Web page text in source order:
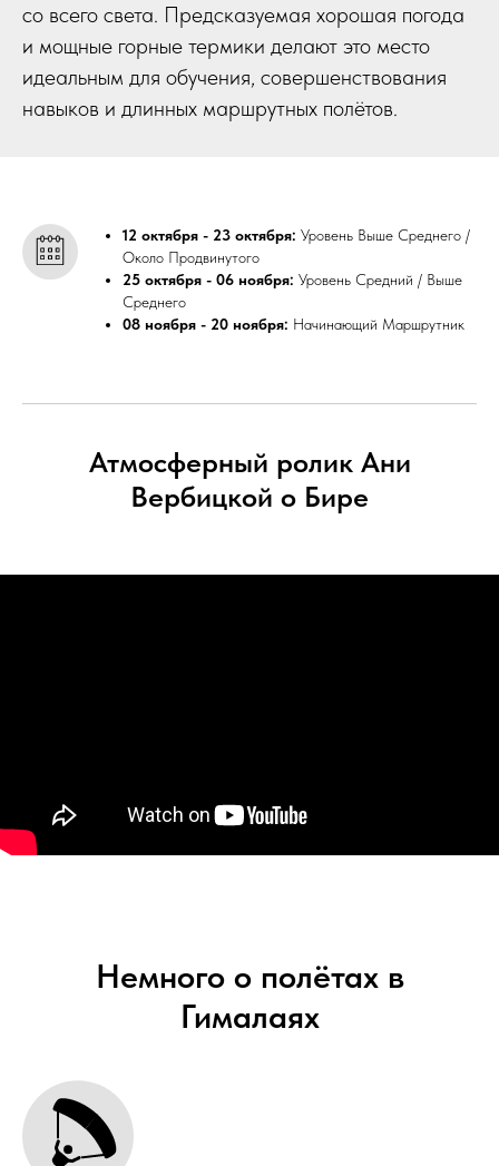
со всего света. Предсказуемая хорошая погода
и мощные горные термики делают это место
идеальным для обучения, совершенствования
навыков и длинных маршрутных полётов.
12 октября - 23 октября: Уровень Выше Среднего /
Около Продвинутого
25 октября - 06 ноября: Уровень Средний / Выше
Среднего
08 ноября - 20 ноября: Начинающий Маршрутник
Атмосферный ролик Ани
Вербицкой о Бире
Немного о полётах в
Гималаях